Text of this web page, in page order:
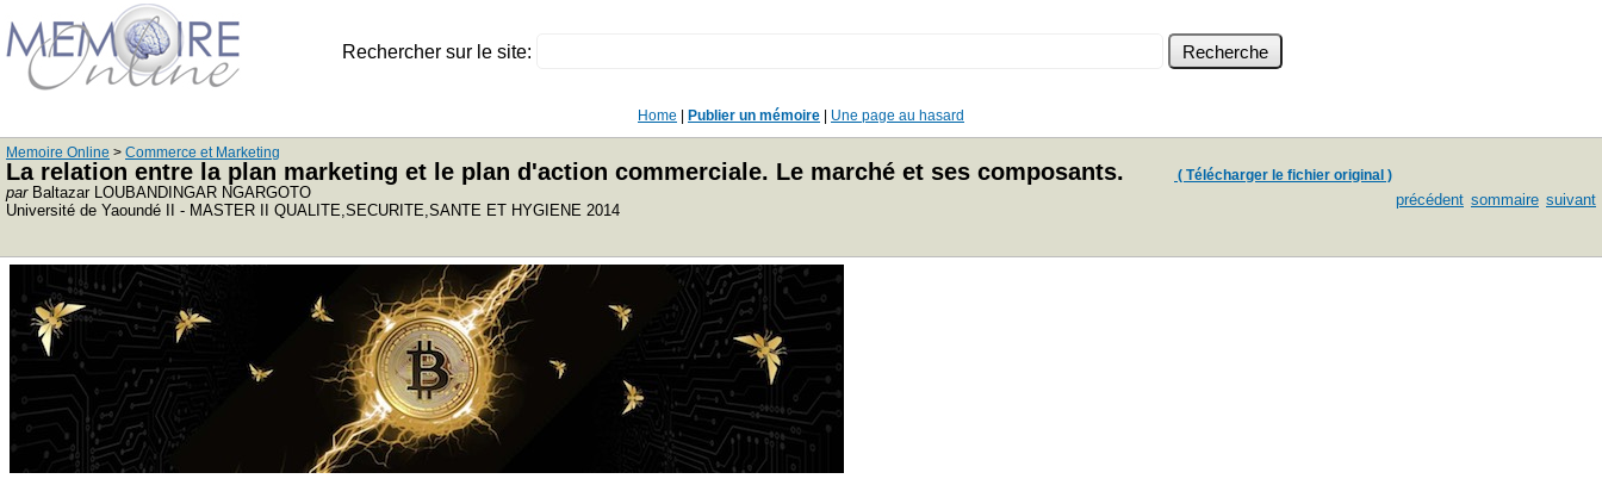
Rechercher sur le site:
Home Publier un mémoire Une page au hasard
Memoire Online > Commerce et Marketing
La relation entre la plan marketing et le plan d'action commerciale. Le marché et ses composants. ( Télécharger le fichier original )
parBaltazar LOUBANDINGAR NGARGOTO
Université de Yaoundé II - MASTER II QUALITE,SECURITE,SANTE ET HYGIENE 2014
précédent sommaire suivant